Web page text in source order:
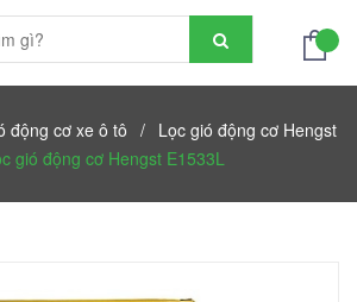
động cơ xe ô tô / Lọc gió động cơ Hengst
gió động cơ Hengst E1533L